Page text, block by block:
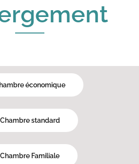
économique
Chambre standard
Chambre Familiale